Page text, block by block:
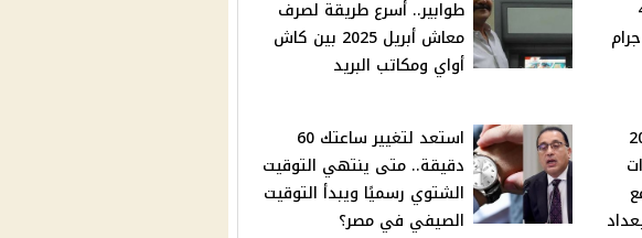
طوابير.. أسرع طريقة لصرف
معاش أبريل 2025 بين كاش
أواي ومكاتب البريد
أقل من 20
استعد لتغيير ساعتك 60
دقيقة.. متى ينتهي التوقيت
الشتوي رسميًا ويبدأ التوقيت
الصيفي في مصر؟